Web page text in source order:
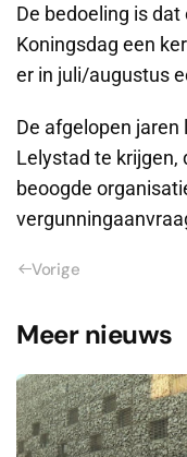
De bedoeling is
Koningsdag een
er in juli/augustus
De afgelopen
Lelystad te
beoogde
Vorige
Meer nieuws